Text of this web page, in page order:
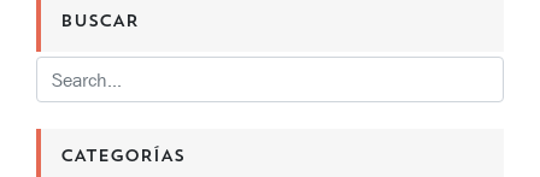
BUSCAR
CATEGORÍAS